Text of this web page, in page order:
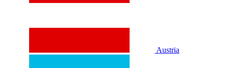
Austria